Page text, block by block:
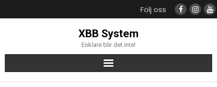
Följ oss
XBB System
Enklare blir det inte!
Produkter